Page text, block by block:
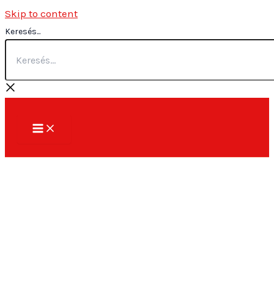
Skip to content
Keresés...